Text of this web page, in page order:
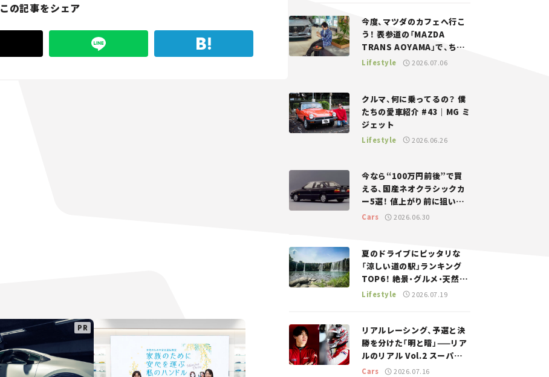
この記事をシェア
今度、マツダのカフェへ行こ
う！ 表参道の「MAZDA
TRANS AOYAMA」で、ちょ
っとひと息。——連載｜CCG
Lifestyle 2026.07.06
クルマ、何に乗ってるの？ 僕
たちの愛車紹介 #43｜MG ミ
ジェット
Lifestyle 2026.06.26
今なら“100万円前後”で買
える、国産ネオクラシックカ
ー5選！ 値上がり前に狙いた
い、中古車探しをお手伝い――ち
Cars 2026.06.30
夏のドライブにピッタリな
「涼しい道の駅」ランキング
TOP6！ 絶景・グルメ・天然ク
ーラーなど、避暑におすすめ
Lifestyle 2026.07.19
リアルレーシング、予選と決
勝を分けた「明と暗」——リア
ルのリアル Vol.2 スーパー
GT 2026開幕戦 岡山国際サ
Cars 2026.07.16